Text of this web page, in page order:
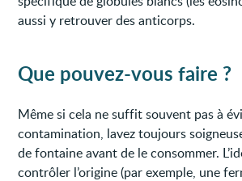
aussi y retrouver des anticorps.
Que pouvez-vous faire ?
Même si cela ne suffit souvent pas à
contamination, lavez toujours
de fontaine avant de le consommer.
contrôler l’origine (par exemple, une